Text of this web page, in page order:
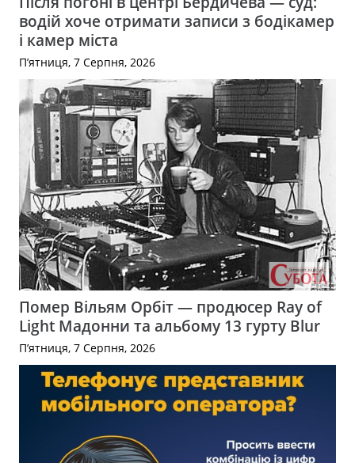
водій хоче отримати записи з бодікамер
і камер міста
П’ятниця, 7 Серпня, 2026
Помер Вільям Орбіт — продюсер Ray of
Light Мадонни та альбому 13 гурту Blur
П’ятниця, 7 Серпня, 2026